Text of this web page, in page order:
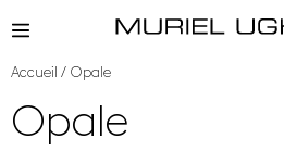
Accueil / Opale
Opale